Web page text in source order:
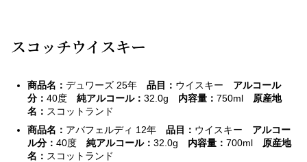
スコッチウイスキー
商品名： デュワーズ 25年 品目： ウイスキー アルコール
分： 40度 純アルコール： 32.0g 内容量： 750ml 原産地
名： スコットランド
商品名： アバフェルディ 12年 品目： ウイスキー アルコー
ル分： 40度 純アルコール： 32.0g 内容量： 700ml 原産地
名： スコットランド